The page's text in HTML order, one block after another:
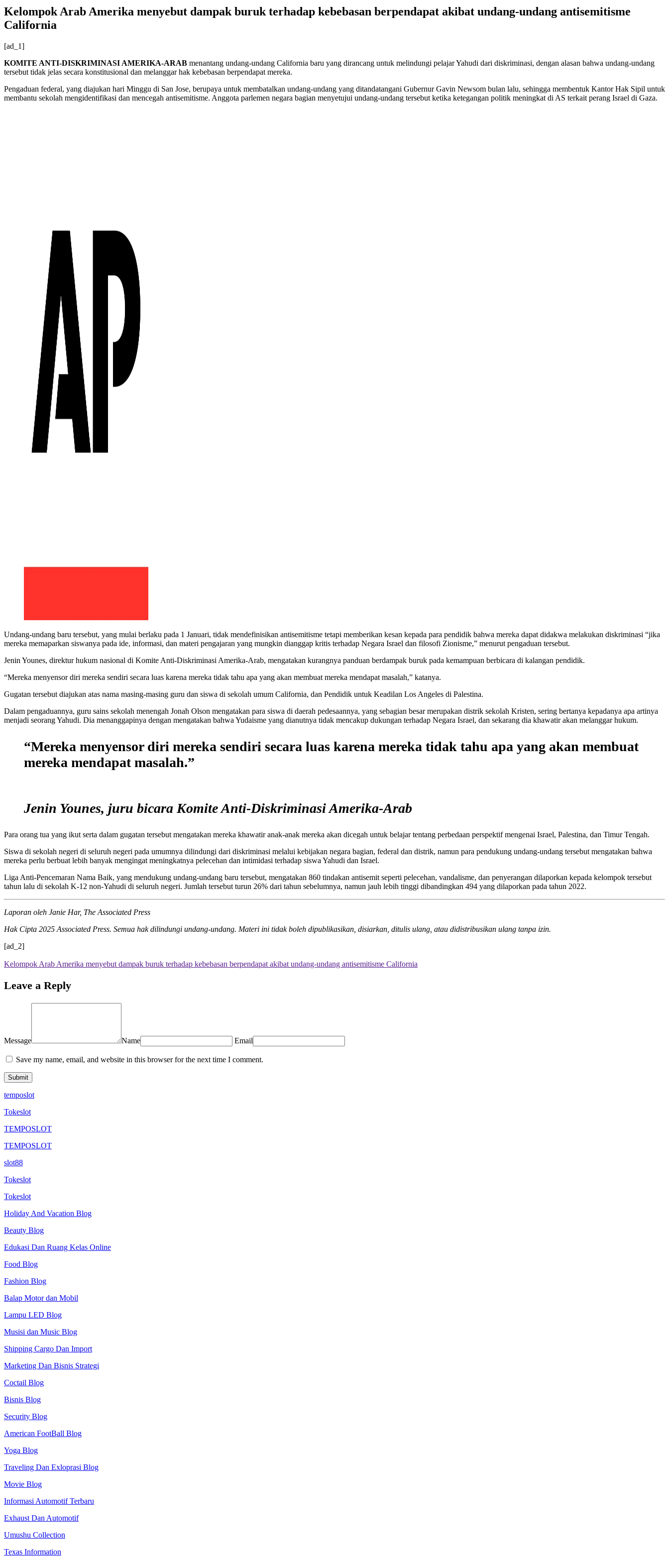
Kelompok Arab Amerika menyebut dampak buruk terhadap kebebasan berpendapat akibat undang-undang antisemitisme
California
[ad_1]
KOMITE ANTI-DISKRIMINASI AMERIKA-ARAB menantang undang-undang California baru yang dirancang untuk melindungi pelajar Yahudi dari diskriminasi, dengan alasan bahwa undang-undang
tersebut tidak jelas secara konstitusional dan melanggar hak kebebasan berpendapat mereka.
Pengaduan federal, yang diajukan hari Minggu di San Jose, berupaya untuk membatalkan undang-undang yang ditandatangani Gubernur Gavin Newsom bulan lalu, sehingga membentuk Kantor Hak Sipil untuk
membantu sekolah mengidentifikasi dan mencegah antisemitisme. Anggota parlemen negara bagian menyetujui undang-undang tersebut ketika ketegangan politik meningkat di AS terkait perang Israel di Gaza.
Undang-undang baru tersebut, yang mulai berlaku pada 1 Januari, tidak mendefinisikan antisemitisme tetapi memberikan kesan kepada para pendidik bahwa mereka dapat didakwa melakukan diskriminasi “jika
mereka memaparkan siswanya pada ide, informasi, dan materi pengajaran yang mungkin dianggap kritis terhadap Negara Israel dan filosofi Zionisme,” menurut pengaduan tersebut.
Jenin Younes, direktur hukum nasional di Komite Anti-Diskriminasi Amerika-Arab, mengatakan kurangnya panduan berdampak buruk pada kemampuan berbicara di kalangan pendidik.
“Mereka menyensor diri mereka sendiri secara luas karena mereka tidak tahu apa yang akan membuat mereka mendapat masalah,” katanya.
Gugatan tersebut diajukan atas nama masing-masing guru dan siswa di sekolah umum California, dan Pendidik untuk Keadilan Los Angeles di Palestina.
Dalam pengaduannya, guru sains sekolah menengah Jonah Olson mengatakan para siswa di daerah pedesaannya, yang sebagian besar merupakan distrik sekolah Kristen, sering bertanya kepadanya apa artinya
menjadi seorang Yahudi. Dia menanggapinya dengan mengatakan bahwa Yudaisme yang dianutnya tidak mencakup dukungan terhadap Negara Israel, dan sekarang dia khawatir akan melanggar hukum.
“Mereka menyensor diri mereka sendiri secara luas karena mereka tidak tahu apa yang akan membuat
mereka mendapat masalah.”
Jenin Younes, juru bicara Komite Anti-Diskriminasi Amerika-Arab
Para orang tua yang ikut serta dalam gugatan tersebut mengatakan mereka khawatir anak-anak mereka akan dicegah untuk belajar tentang perbedaan perspektif mengenai Israel, Palestina, dan Timur Tengah.
Siswa di sekolah negeri di seluruh negeri pada umumnya dilindungi dari diskriminasi melalui kebijakan negara bagian, federal dan distrik, namun para pendukung undang-undang tersebut mengatakan bahwa
mereka perlu berbuat lebih banyak mengingat meningkatnya pelecehan dan intimidasi terhadap siswa Yahudi dan Israel.
Liga Anti-Pencemaran Nama Baik, yang mendukung undang-undang baru tersebut, mengatakan 860 tindakan antisemit seperti pelecehan, vandalisme, dan penyerangan dilaporkan kepada kelompok tersebut
tahun lalu di sekolah K-12 non-Yahudi di seluruh negeri. Jumlah tersebut turun 26% dari tahun sebelumnya, namun jauh lebih tinggi dibandingkan 494 yang dilaporkan pada tahun 2022.
Laporan oleh Janie Har, The Associated Press
Hak Cipta 2025 Associated Press. Semua hak dilindungi undang-undang. Materi ini tidak boleh dipublikasikan, disiarkan, ditulis ulang, atau didistribusikan ulang tanpa izin.
[ad_2]
Kelompok Arab Amerika menyebut dampak buruk terhadap kebebasan berpendapat akibat undang-undang antisemitisme California
Leave a Reply
Message Name Email
Save my name, email, and website in this browser for the next time I comment.
temposlot
Tokeslot
TEMPOSLOT
TEMPOSLOT
slot88
Tokeslot
Tokeslot
Holiday And Vacation Blog
Beauty Blog
Edukasi Dan Ruang Kelas Online
Food Blog
Fashion Blog
Balap Motor dan Mobil
Lampu LED Blog
Musisi dan Music Blog
Shipping Cargo Dan Import
Marketing Dan Bisnis Strategi
Coctail Blog
Bisnis Blog
Security Blog
American FootBall Blog
Yoga Blog
Traveling Dan Exloprasi Blog
Movie Blog
Informasi Automotif Terbaru
Exhaust Dan Automotif
Umushu Collection
Texas Information